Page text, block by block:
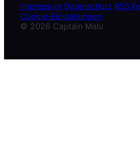
Impressum Datenschutz RSS
Cookie-Einstellungen
© 2026 Captain Malu